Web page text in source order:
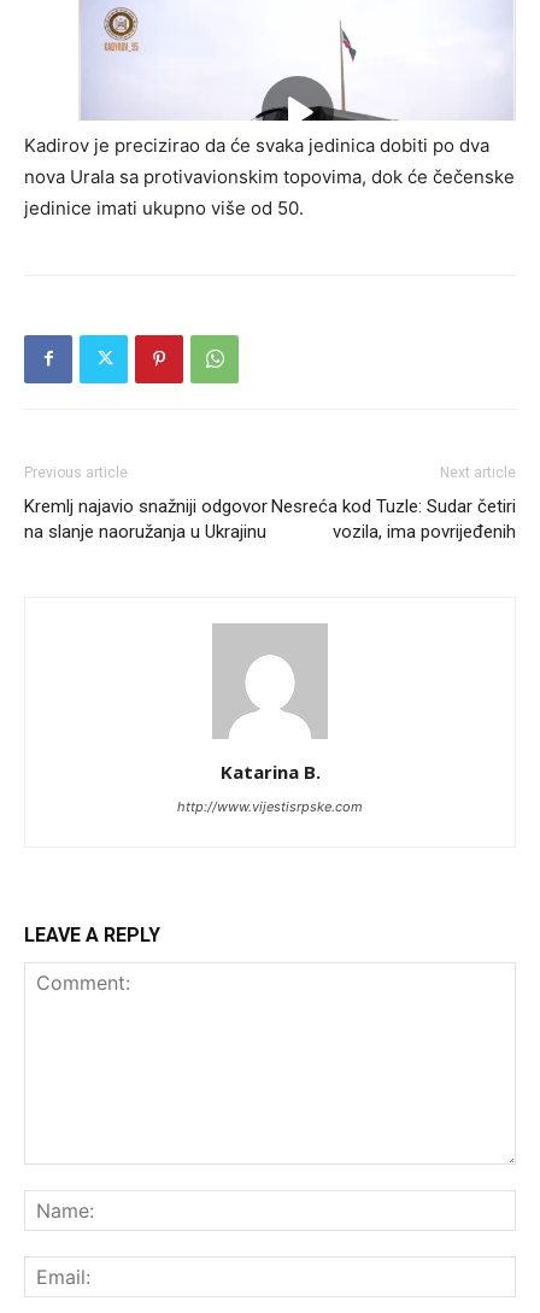
Kadirov je precizirao da će svaka jedinica dobiti po dva
nova Urala sa protivavionskim topovima, dok će čečenske
jedinice imati ukupno više od 50.
Previous article
Kremlj najavio snažniji odgovor
na slanje naoružanja u Ukrajinu
Next article
Nesreća kod Tuzle: Sudar četiri
vozila, ima povrijeđenih
Katarina B.
http://www.vijestisrpske.com
LEAVE A REPLY